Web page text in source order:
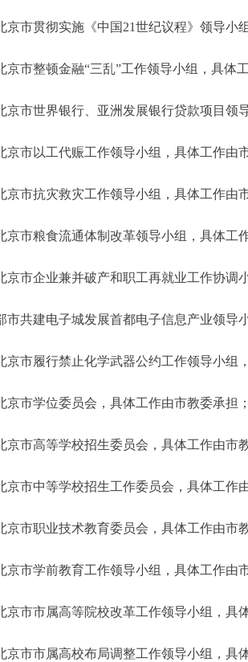
DEUTSCH
ESPAÑOL
ITALIANO
贯彻实施《中国21世纪议程》领导小
整顿金融“三乱”工作领导小组，具体
世界银行、亚洲发展银行贷款项目领
市以工代赈工作领导小组，具体工作由
市抗灾救灾工作领导小组，具体工作由
粮食流通体制改革领导小组，具体工
企业兼并破产和职工再就业工作协调
建电子城发展首都电子信息产业领导
履行禁止化学武器公约工作领导小组
市学位委员会，具体工作由市教委承担
市高等学校招生委员会，具体工作由市
市中等学校招生工作委员会，具体工作
市职业技术教育委员会，具体工作由市
市学前教育工作领导小组，具体工作由
市属高等院校改革工作领导小组，具
市属高校布局调整工作领导小组，具